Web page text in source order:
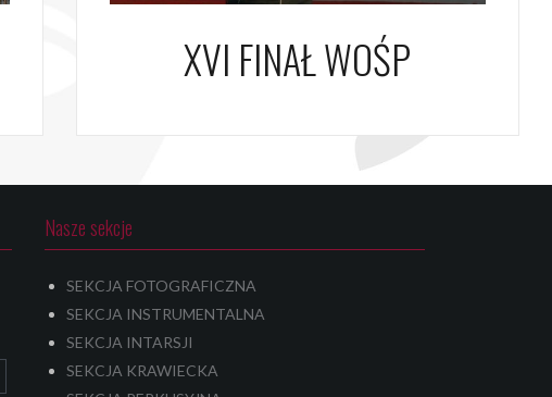
XVI FINAŁ WOŚP
Nasze sekcje
SEKCJA FOTOGRAFICZNA
SEKCJA INSTRUMENTALNA
SEKCJA INTARSJI
SEKCJA KRAWIECKA